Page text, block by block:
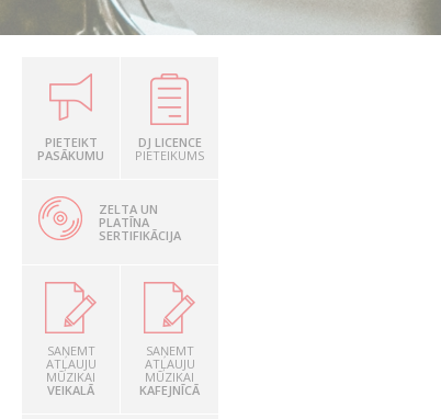
PIETEIKT
PASĀKUMU
DJ LICENCE
PIETEIKUMS
ZELTA UN
PLATĪNA
SERTIFIKĀCIJA
SAŅEMT
ATĻAUJU
MŪZIKAI
VEIKALĀ
SAŅEMT
ATĻAUJU
MŪZIKAI
KAFEJNĪCĀ